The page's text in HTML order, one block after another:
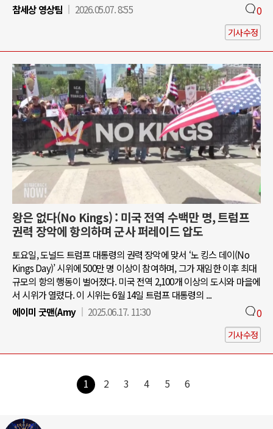
참세상 영상팀
2026.05.07. 8:55 0
기사수정
왕은 없다(No Kings) : 미국 전역 수백만 명, 트럼프
권력 장악에 항의하며 군사 퍼레이드 압도
토요일, 도널드 트럼프 대통령의 권력 장악에 맞서 ‘노 킹스 데이(No
Kings Day)’ 시위에 500만 명 이상이 참여하며, 그가 재임한 이후 최대
규모의 항의 행동이 벌어졌다. 미국 전역 2,100개 이상의 도시와 마을에
서 시위가 열렸다. 이 시위는 6월 14일 트럼프 대통령의 ...
에이미 굿맨(Amy
2025.06.17. 11:30 0
기사수정
1 2 3 4 5 6